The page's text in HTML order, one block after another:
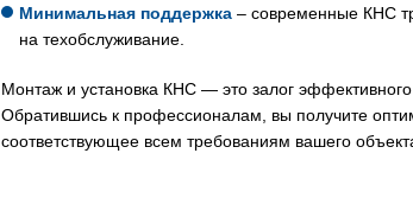
Минимальная поддержка– современные КНС
на техобслуживание.
Монтаж и установка КНС — это залог
Обратившись к профессионалам, вы получите
соответствующее всем требованиям вашего